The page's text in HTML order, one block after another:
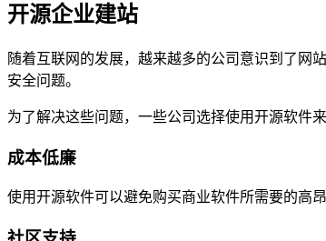
开源企业建站
随着互联网的发展，越来越多的公司意识到了网
安全问题。
为了解决这些问题，一些公司选择使用开源软件
成本低廉
使用开源软件可以避免购买商业软件所需要的高